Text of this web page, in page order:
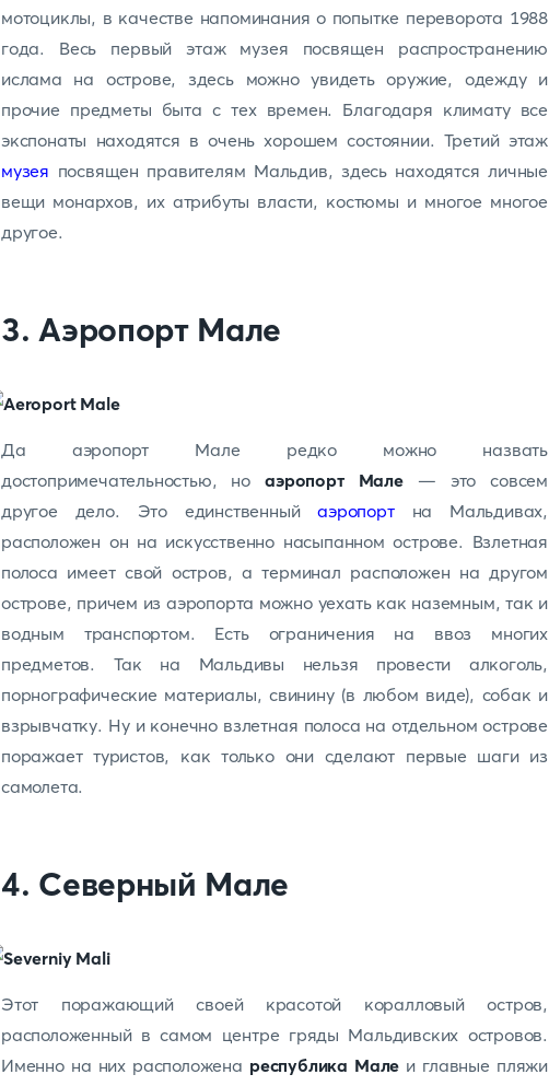
мотоциклы, в качестве напоминания о попытке переворота 1988
года. Весь первый этаж музея посвящен распространению
ислама на острове, здесь можно увидеть оружие, одежду и
прочие предметы быта с тех времен. Благодаря климату все
экспонаты находятся в очень хорошем состоянии. Третий этаж
музея посвящен правителям Мальдив, здесь находятся личные
вещи монархов, их атрибуты власти, костюмы и многое многое
другое.
3. Аэропорт Мале
Да аэропорт Мале редко можно назвать
достопримечательностью, ноаэропорт Мале— это совсем
другое дело. Это единственныйаэропортна Мальдивах,
расположен он на искусственно насыпанном острове. Взлетная
полоса имеет свой остров, а терминал расположен на другом
острове, причем из аэропорта можно уехать как наземным, так и
водным транспортом. Есть ограничения на ввоз многих
предметов. Так на Мальдивы нельзя провести алкоголь,
порнографические материалы, свинину (в любом виде), собак и
взрывчатку. Ну и конечно взлетная полоса на отдельном острове
поражает туристов, как только они сделают первые шаги из
самолета.
4. Северный Мале
Этот поражающий своей красотой коралловый остров,
расположенный в самом центре гряды Мальдивских островов.
Именно на них расположена республика Мале и главные пляжи